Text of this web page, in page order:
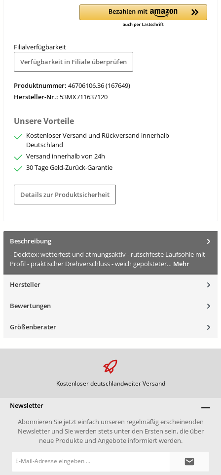
Filialverfügbarkeit
Verfügbarkeit in Filiale überprüfen
Produktnummer: 46706106.36 (167649)
Hersteller-Nr.: 53MX711637120
Unsere Vorteile
Kostenloser Versand und Rückversand innerhalb
Deutschland
Versand innerhalb von 24h
30 Tage Geld-Zurück-Garantie
Details zur Produktsicherheit
Beschreibung
- Docktex: wetterfest und atmungsaktiv - rutschfeste Laufsohle mit
Profil - praktischer Drehverschluss - weich gepolsteter… Mehr
Hersteller
Bewertungen
Größenberater
Kostenloser deutschlandweiter Versand
Newsletter
Abonnieren Sie jetzt einfach unseren regelmäßig erscheinenden
Newsletter und Sie werden stets unter den Ersten sein, die über
neue Produkte und Angebote informiert werden.